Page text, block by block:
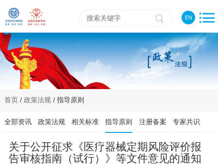
EN
首页/ 政策法规/ 指导原则
全部资讯 政策法规 相关标准 指导原则 注册备案 专家共识
关于公开征求《医疗器械定期风险评价报
告审核指南（试行）》等文件意见的通知